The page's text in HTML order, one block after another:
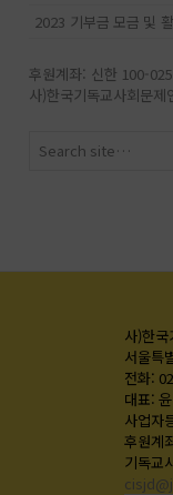
2023 기부금 모금 및
후원계좌: 신한 100-
사)한국기독교사회문제
사)한
서울특
전화:
대표:
사업자
후원계
기독교